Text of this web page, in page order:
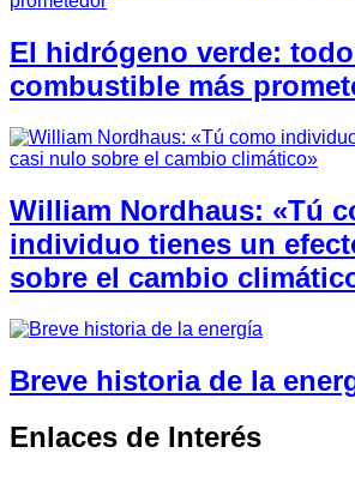
El hidrógeno verde:
combustible más
William Nordhaus: «Tú
individuo tienes un
sobre el cambio
Breve historia de la
Enlaces de Interés